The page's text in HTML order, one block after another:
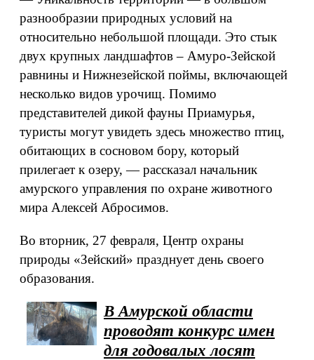
разнообразии природных условий на
относительно небольшой площади. Это стык
двух крупных ландшафтов – Амуро-Зейской
равнины и Нижнезейской поймы, включающей
несколько видов урочищ. Помимо
представителей дикой фауны Приамурья,
туристы могут увидеть здесь множество птиц,
обитающих в сосновом бору, который
прилегает к озеру, — рассказал начальник
амурского управления по охране животного
мира Алексей Абросимов.
Во вторник, 27 февраля, Центр охраны
природы «Зейский» празднует день своего
образования.
В Амурской области
проводят конкурс имен
для годовалых лосят